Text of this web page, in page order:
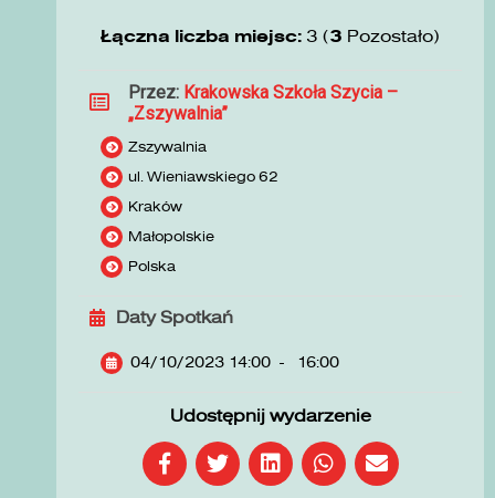
Łączna liczba miejsc: 3 (3 Pozostało)
Przez: Krakowska Szkoła Szycia –
„Zszywalnia”
Zszywalnia
ul. Wieniawskiego 62
Kraków
Małopolskie
Polska
Daty Spotkań
04/10/2023 14:00 - 16:00
Udostępnij wydarzenie